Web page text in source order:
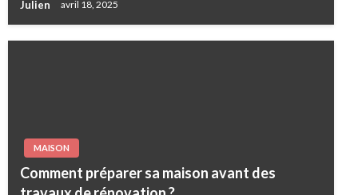
Julien avril 18, 2025
MAISON
Comment préparer sa maison avant des